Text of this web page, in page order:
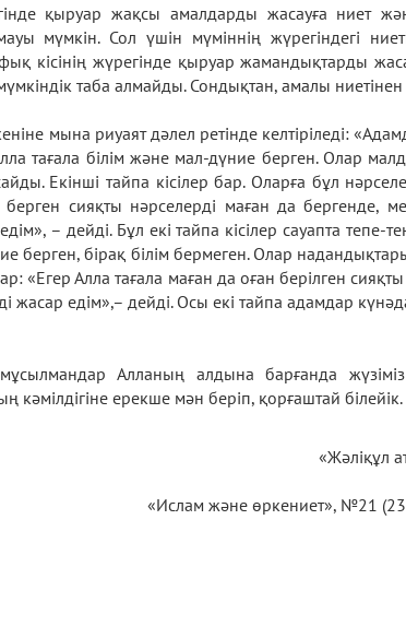
қыруар жақсы амалдарды жасауға ниет
мүмкін. Сол үшін мүміннің жүрегіндегі
кісінің жүрегінде қыруар жамандықтарды
таба алмайды. Сондықтан, амалы
мына риуаят дәлел ретінде келтіріледі:
тағала білім және мал-дүние берген. Олар
Екінші тайпа кісілер бар. Оларға бұл
берген сияқты нәрселерді маған да бергенде,
– дейді. Бұл екі тайпа кісілер сауапта тепе-
берген, бірақ білім бермеген. Олар
«Егер Алла тағала маған да оған берілген
жасар едім»,– дейді. Осы екі тайпа адамдар
Алланың алдына барғанда
ерекше мән беріп, қорғаштай білейік.
«Жәліқұл
«Ислам және өркениет», №21